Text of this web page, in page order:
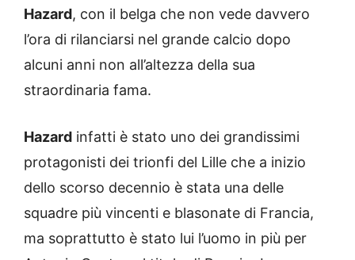
Hazard, con il belga che non vede davvero
l’ora di rilanciarsi nel grande calcio dopo
alcuni anni non all’altezza della sua
straordinaria fama.
Hazard infatti è stato uno dei grandissimi
protagonisti dei trionfi del Lille che a inizio
dello scorso decennio è stata una delle
squadre più vincenti e blasonate di Francia,
ma soprattutto è stato lui l’uomo in più per